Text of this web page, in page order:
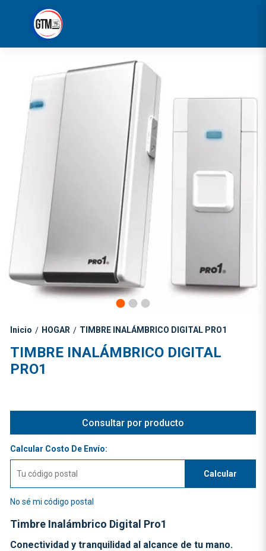
Inicio / HOGAR / TIMBRE INALÁMBRICO DIGITAL PRO1
TIMBRE INALÁMBRICO DIGITAL
PRO1
Consultar por producto
Calcular Costo De Envío:
Calcular
No sé mi código postal
Timbre Inalámbrico Digital Pro1
Conectividad y tranquilidad al alcance de tu mano.